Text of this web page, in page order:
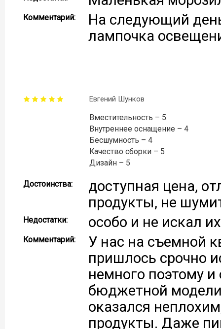
Комментарий:
На следующий
лампочка
Евгений Шунков
Вместительность – 5
Внутреннее оснащение – 4
Бесшумность – 4
Качество сборки – 5
Дизайн – 5
Достоинства:
доступная цена,
продукты, не
Недостатки: особо и не искал их
Комментарий:
У нас на съемной
пришлось срочно
немного поэтому
бюджетной
оказался
продукты. Даже